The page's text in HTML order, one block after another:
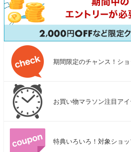
期間限定のチャンス！シ
お買い物マラソン注目ア
特典いろいろ！対象ショ